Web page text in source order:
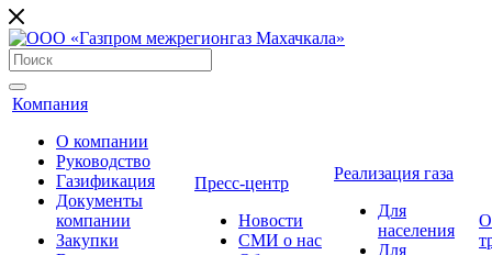
Компания
О компании
Руководство
Газификация
Документы
компании
Закупки
Пресс-центр
Новости
СМИ о нас
Реализация газа
Для
населения
Для